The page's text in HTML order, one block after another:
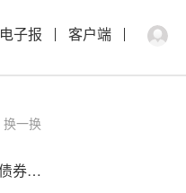
电子报 客户端
换一换
特朗普,上任后狂揽<逾>亿美元债券！有无政策利益输送？